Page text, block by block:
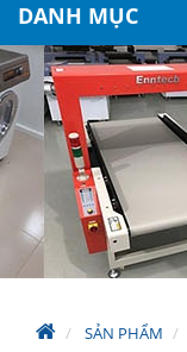
DANH MỤC
SẢN PHẨM